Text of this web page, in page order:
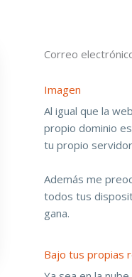
Correo
Imagen
Al igual que la
propio dominio
tu propio
Además me
todos tus
gana.
Bajo tus propias